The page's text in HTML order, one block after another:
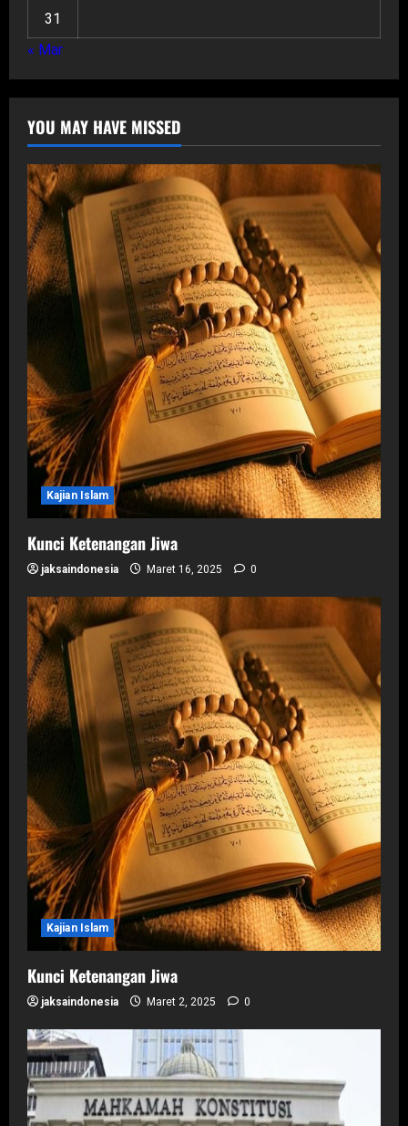
31
« Mar
YOU MAY HAVE MISSED
Kajian Islam
Kunci Ketenangan Jiwa
jaksaindonesia Maret 16, 2025 0
Kajian Islam
Kunci Ketenangan Jiwa
jaksaindonesia Maret 2, 2025 0